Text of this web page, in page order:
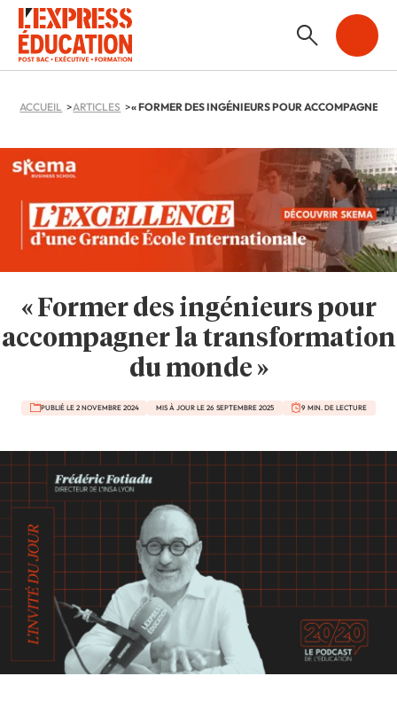
ACCUEIL ARTICLES
« Former des ingénieurs pour
accompagner la transformation
du monde »
PUBLIÉ LE 2 NOVEMBRE 2024 MIS À JOUR LE 26 SEPTEMBRE 2025 9 MIN. DE LECTURE